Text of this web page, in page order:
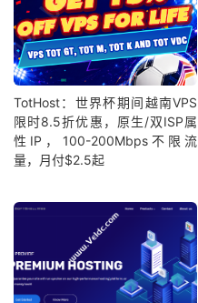
TotHost：世界杯期间越南VPS
限时8.5折优惠，原生/双ISP属
性IP，100-200Mbps不限流
量，月付$2.5起